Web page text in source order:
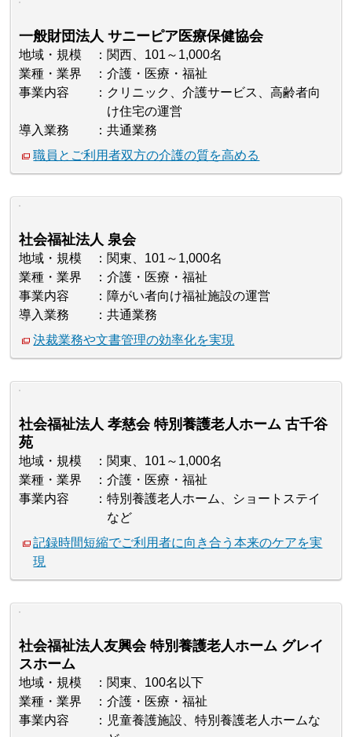
一般財団法人 サニーピア医療保健協会
地域・規模
関西、101～1,000名
業種・業界
介護・医療・福祉
事業内容
クリニック、介護サービス、高齢者向
け住宅の運営
導入業務
共通業務
職員とご利用者双方の介護の質を高める
社会福祉法人 泉会
地域・規模
関東、101～1,000名
業種・業界
介護・医療・福祉
事業内容
障がい者向け福祉施設の運営
導入業務
共通業務
決裁業務や文書管理の効率化を実現
社会福祉法人 孝慈会 特別養護老人ホーム 古千谷
苑
地域・規模
関東、101～1,000名
業種・業界
介護・医療・福祉
事業内容
特別養護老人ホーム、ショートステイ
など
記録時間短縮でご利用者に向き合う本来のケアを実
現
社会福祉法人友興会 特別養護老人ホーム グレイ
スホーム
地域・規模
関東、100名以下
業種・業界
介護・医療・福祉
事業内容
児童養護施設、特別養護老人ホームな